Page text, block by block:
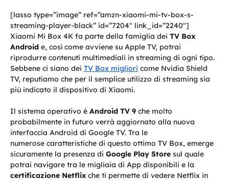
[lasso type=”image” ref=”amzn-xiaomi-mi-tv-box-s-
streaming-player-black” id=”7204″ link_id=”2240″]
Xiaomi Mi Box 4K fa parte della famiglia dei TV Box
Android e, così come avviene su Apple TV, potrai
riprodurre contenuti multimediali in streaming di ogni tipo.
Sebbene ci siano dei TV Box migliori come Nvidia Shield
TV, reputiamo che per il semplice utilizzo di streaming sia
più indicato il dispositivo di Xiaomi.
Il sistema operativo è Android TV 9 che molto
probabilmente in futuro verrà aggiornato alla nuova
interfaccia Android di Google TV. Tra le
numerose caratteristiche di questo ottimo TV Box, emerge
sicuramente la presenza di Google Play Store sul quale
potrai navigare tra le migliaia di App disponibili e la
certificazione Netflix che ti permette di vedere Netflix in